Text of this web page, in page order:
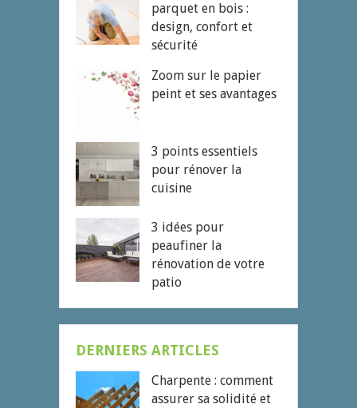
parquet en bois :
design, confort et
sécurité
Zoom sur le papier
peint et ses avantages
3 points essentiels
pour rénover la
cuisine
3 idées pour
peaufiner la
rénovation de votre
patio
DERNIERS ARTICLES
Charpente : comment
assurer sa solidité et